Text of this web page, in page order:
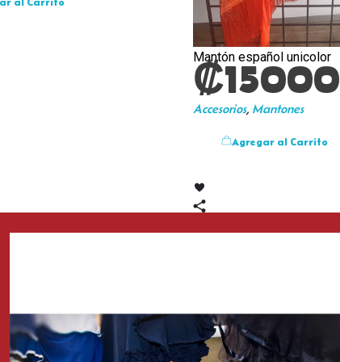
Mantón español unicolor
₡15000
Accesorios, Mantones
Agregar al Carrito
Zapatos del Flamenco